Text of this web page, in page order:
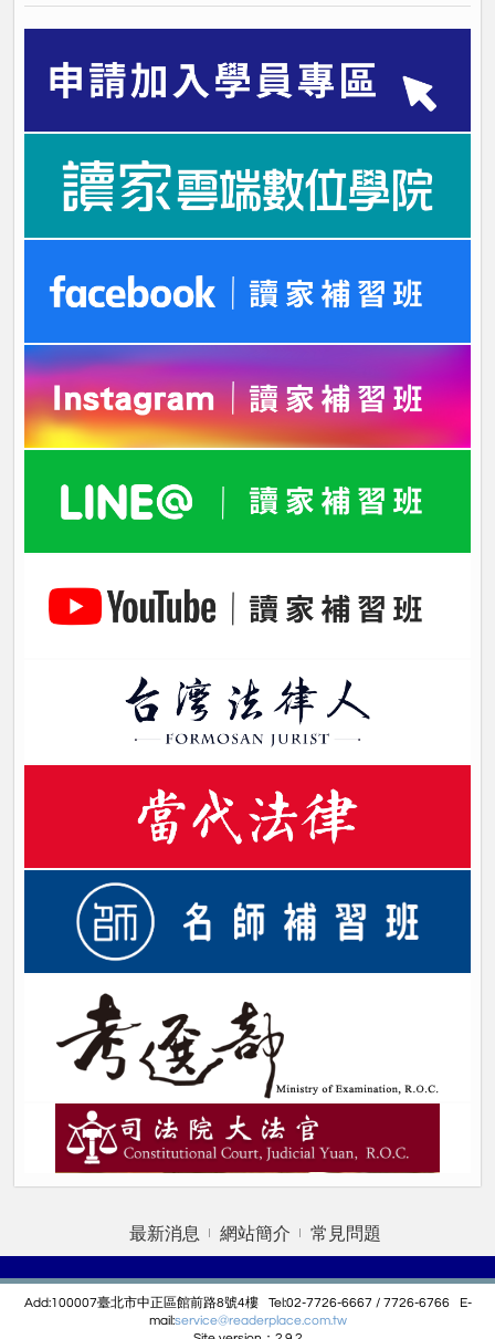
最新消息 網站簡介 常見問題
Add:100007臺北市中正區館前路8號4樓 Tel:02-7726-6667 / 7726-6766 E-
mail:service@readerplace.com.tw